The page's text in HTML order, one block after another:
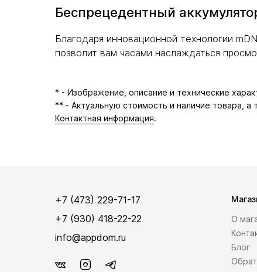
Беспрецедентный
Благодаря инновационной технологии
позволит вам часами наслаждаться
* - Изображение, описание и технические
** - Актуальную стоимость и наличие товара, а
Контактная информация.
+7 (473) 229-71-17
+7 (930) 418-22-22
info@appdom.ru
О
Блог